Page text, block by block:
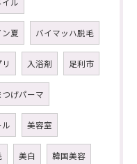
夏 バイマッハ脱毛
入浴剤 足利市
つげパーマ
美容室
美白 韓国美容